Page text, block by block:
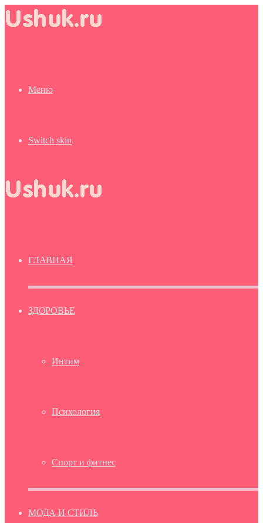
Меню
Switch skin
ГЛАВНАЯ
ЗДОРОВЬЕ
Интим
Психология
Спорт и фитнес
МОДА И СТИЛЬ